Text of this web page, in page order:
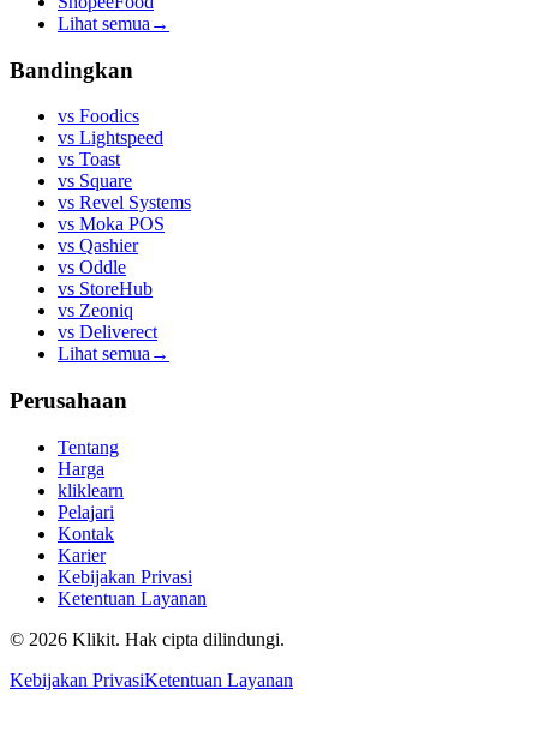
Lihat semua →
Bandingkan
vs Foodics
vs Lightspeed
vs Toast
vs Square
vs Revel Systems
vs Moka POS
vs Qashier
vs Oddle
vs StoreHub
vs Zeoniq
vs Deliverect
Lihat semua →
Perusahaan
Tentang
Harga
kliklearn
Pelajari
Kontak
Karier
Kebijakan Privasi
Ketentuan Layanan
© 2026 Klikit. Hak cipta dilindungi.
Kebijakan PrivasiKetentuan Layanan